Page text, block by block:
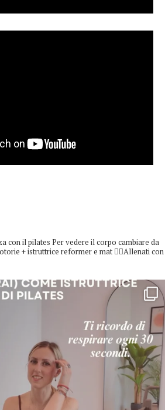
con il pilates Per vedere il corpo cambiare da
+ istruttrice reformer e mat 👇🏻Allenati con